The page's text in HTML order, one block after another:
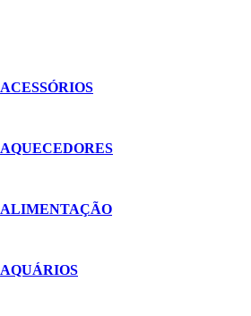
ACESSÓRIOS
AQUECEDORES
ALIMENTAÇÃO
AQUÁRIOS